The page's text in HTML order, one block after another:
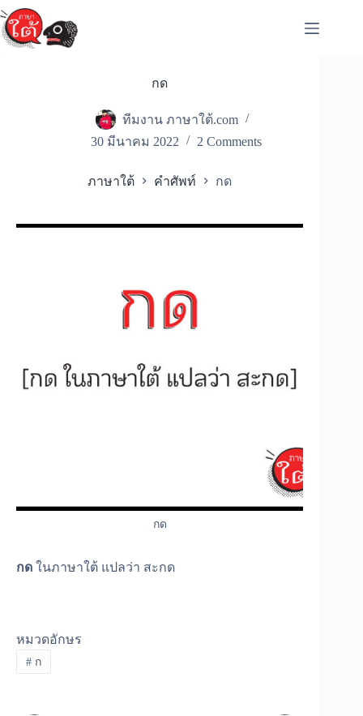
Skip
to
content
กด
ทีมงาน ภาษาใต้.com
30 มีนาคม 2022
2 Comments
ภาษาใต้ คำศัพท์ กด
กด
กด ในภาษาใต้ แปลว่า สะกด
หมวดอักษร
#ก